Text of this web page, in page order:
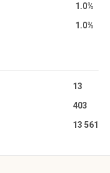
1.0%
1.0%
13
403
13 561